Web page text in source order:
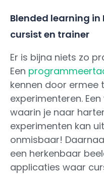
Blended learning in
cursist en trainer
Er is bijna niets zo
Een
kennen door ermee
experimenteren.
waarin je naar
experimenten kan
onmisbaar!
een herkenbaar
applicaties waar